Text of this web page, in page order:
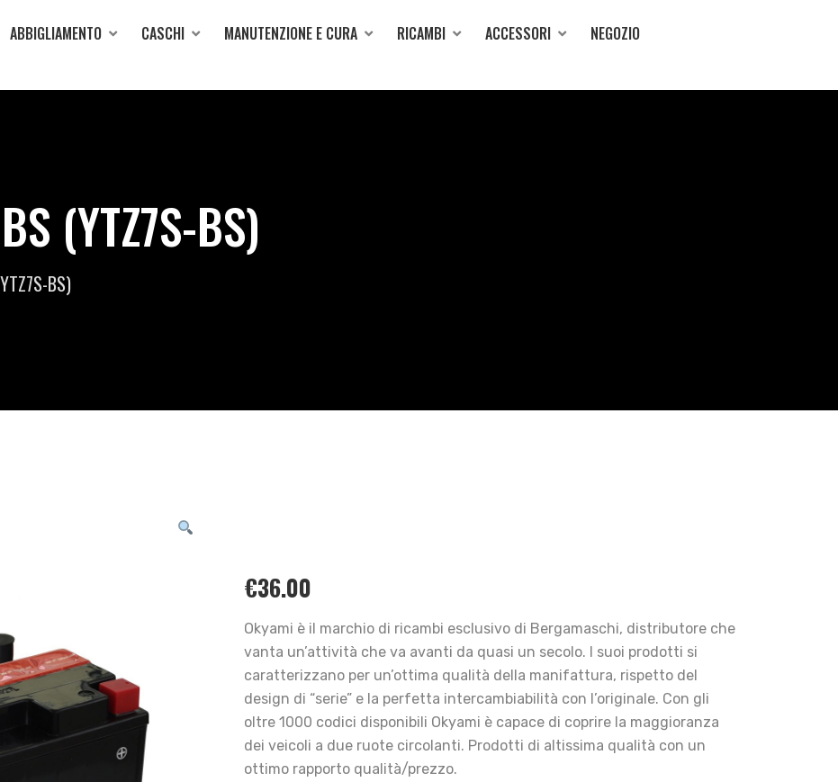
ABBIGLIAMENTO CASCHI MANUTENZIONE E CURA RICAMBI ACCESSORI
NEGOZIO
(YTZ7S-BS)
BS)
€36.00
Okyami è il marchio di ricambi esclusivo di Bergamaschi, distributore che
vanta un’attività che va avanti da quasi un secolo. I suoi prodotti si
caratterizzano per un’ottima qualità della manifattura, rispetto del
design di “serie” e la perfetta intercambiabilità con l’originale. Con gli
oltre 1000 codici disponibili Okyami è capace di coprire la maggioranza
dei veicoli a due ruote circolanti. Prodotti di altissima qualità con un
ottimo rapporto qualità/prezzo.